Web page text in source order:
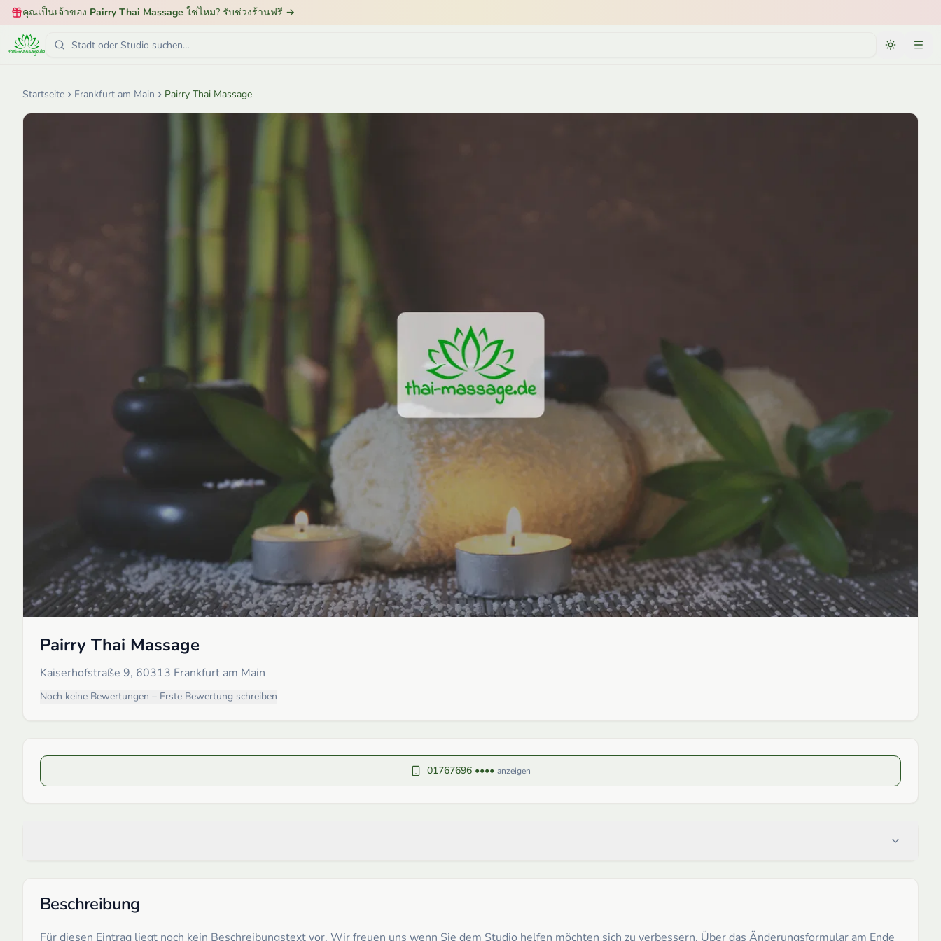
คุณเป็นเจ้าของ Pairry Thai Massage ใช่ไหม? รับช่วงร้านฟรี →
Startseite Frankfurt am Main Pairry Thai Massage
Pairry Thai Massage
Kaiserhofstraße 9, 60313 Frankfurt am Main
Noch keine Bewertungen – Erste Bewertung schreiben
01767696 •••• anzeigen
Beschreibung
Für diesen Eintrag liegt noch kein Beschreibungstext vor. Wir freuen uns wenn Sie dem Studio helfen möchten sich zu verbessern. Über das Änderungsformular am Ende